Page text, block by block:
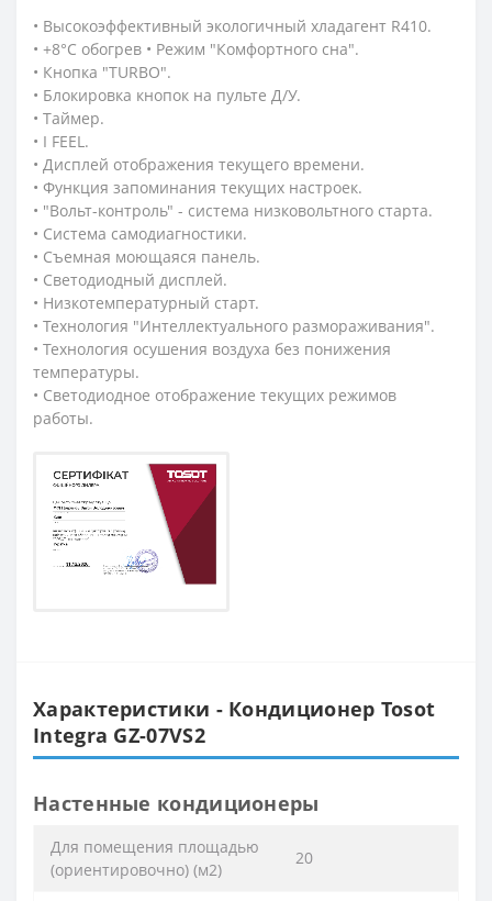
• Высокоэффективный экологичный хладагент R410.
• +8°С обогрев • Режим "Комфортного сна".
• Кнопка "TURBO".
• Блокировка кнопок на пульте Д/У.
• Таймер.
• I FEEL.
• Дисплей отображения текущего времени.
• Функция запоминания текущих настроек.
• "Вольт-контроль" - система низковольтного старта.
• Система самодиагностики.
• Съемная моющаяся панель.
• Светодиодный дисплей.
• Низкотемпературный старт.
• Технология "Интеллектуального размораживания".
• Технология осушения воздуха без понижения
температуры.
• Светодиодное отображение текущих режимов
работы.
Характеристики - Кондиционер Tosot
Integra GZ-07VS2
Настенные кондиционеры
Для помещения площадью
(ориентировочно) (м2)
20